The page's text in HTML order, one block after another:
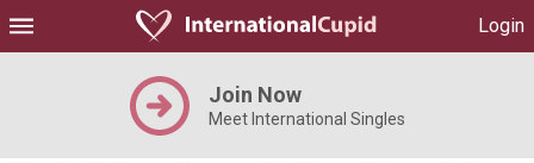
Login
Join Now
Meet International Singles